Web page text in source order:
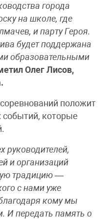
города
на школе, где
и парту Героя.
будет поддержана
образовательными
Олег Лисов,
положит
которые
руководителей,
и организаций
традицию —
с нами уже
кому мы
И передать память о